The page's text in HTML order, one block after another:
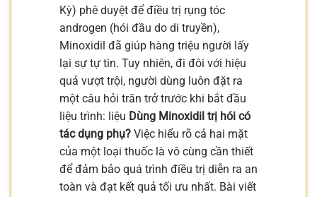
Kỳ) phê duyệt để điều trị rụng tóc
androgen (hói đầu do di truyền),
Minoxidil đã giúp hàng triệu người lấy
lại sự tự tin. Tuy nhiên, đi đôi với hiệu
quả vượt trội, người dùng luôn đặt ra
một câu hỏi trăn trở trước khi bắt đầu
liệu trình: liệu Dùng Minoxidil trị hói có
tác dụng phụ? Việc hiểu rõ cả hai mặt
của một loại thuốc là vô cùng cần thiết
để đảm bảo quá trình điều trị diễn ra an
toàn và đạt kết quả tối ưu nhất. Bài viết